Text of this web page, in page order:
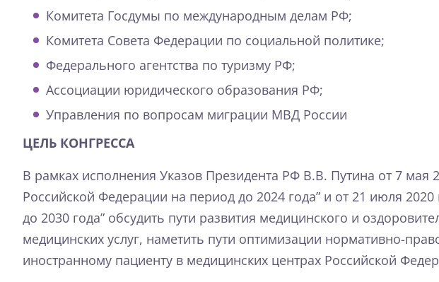
Комитета Госдумы по международным делам РФ;
Комитета Совета Федерации по социальной политике;
Федерального агентства по туризму РФ;
Ассоциации юридического образования РФ;
Управления по вопросам миграции МВД России
ЦЕЛЬ КОНГРЕССА
В рамках исполнения Указов Президента РФ В.В. Путина от 7 мая
Российской Федерации на период до 2024 года” и от 21 июля
до 2030 года” обсудить пути развития медицинского и
медицинских услуг, наметить пути оптимизации нормативно-
иностранному пациенту в медицинских центрах Российской